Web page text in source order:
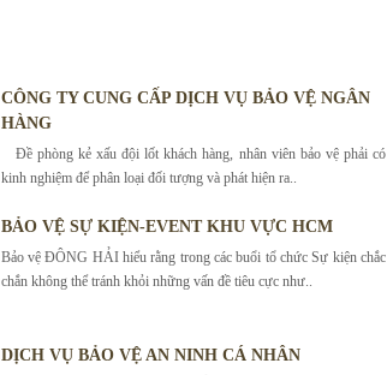
CÔNG TY CUNG CẤP DỊCH VỤ BẢO VỆ NGÂN
HÀNG
Đề phòng kẻ xấu đội lốt khách hàng, nhân viên bảo vệ phải có
kinh nghiệm để phân loại đối tượng và phát hiện ra..
BẢO VỆ SỰ KIỆN-EVENT KHU VỰC HCM
Bảo vệ ĐÔNG HẢI hiểu rằng trong các buổi tổ chức Sự kiện chắc
chắn không thể tránh khỏi những vấn đề tiêu cực như..
DỊCH VỤ BẢO VỆ AN NINH CÁ NHÂN